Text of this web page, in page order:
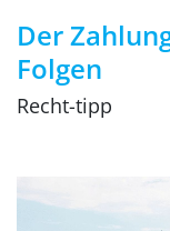
Der
Folgen
Recht-tipp